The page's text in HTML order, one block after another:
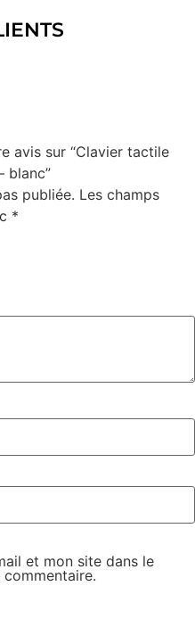
avis sur “Clavier tactile
blanc”
publiée. Les champs
*
et mon site dans le